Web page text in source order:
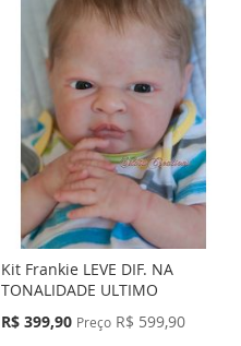
LISTA
DE
DESEJOS
COMPARAR
Kit Frankie LEVE DIF. NA
TONALIDADE ULTIMO
Preço
R$ 399,90 Preço R$ 599,90